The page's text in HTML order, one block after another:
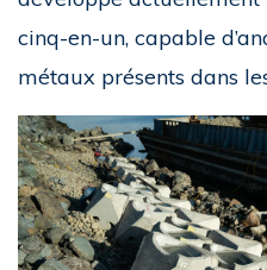
cinq-en-un, capable
métaux présents dans